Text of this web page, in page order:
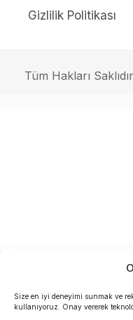
Size en iyi deneyimi sunmak ve
kullanıyoruz. Onay vererek
Gizlilik Politikası
Tüm Hakları